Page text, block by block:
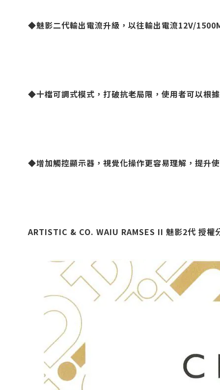
◆魅影二代輸出電流升級，以往輸出電流12V/
◆十檔可調式模式，打破抗老局限，使用者可以根
◆增加觸控顯示器，視覺化操作更容易理解，提升
ARTISTIC & CO. WAIU RAMSES II 魅影2代 授權